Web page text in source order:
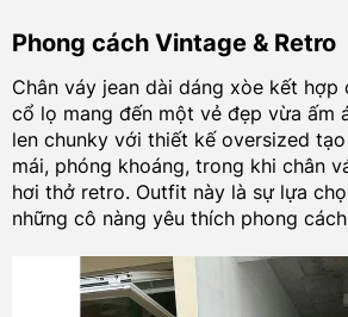
Phong cách Vintage & Retro
Chân váy jean dài dáng xòe kết hợp
cổ lọ mang đến một vẻ đẹp vừa ấm
len chunky với thiết kế oversized
mái, phóng khoáng, trong khi chân
hơi thở retro. Outfit này là sự lựa
những cô nàng yêu thích phong